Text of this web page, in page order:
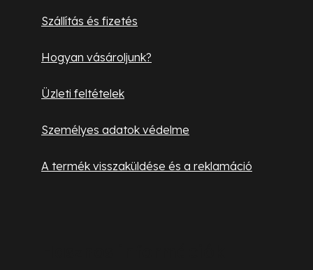
Szállítás és fizetés
Hogyan vásároljunk?
Üzleti feltételek
Személyes adatok védelme
A termék visszaküldése és a reklamáció